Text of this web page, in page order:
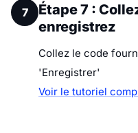
7
Étape 7 :
enregistrez
Collez le code
'Enregistrer'
Voir le tutoriel